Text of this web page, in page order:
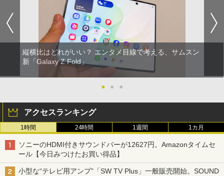
縦横比はどれがいい？ エンタメ目線で考える、サムスン
新「Galaxy Z Fold」
● ● ●
アクセスランキング
1時間 24時間 1週間 1カ月
ソニーのHDMI付きサウンドバーが12627円。Amazonタイムセ
ール【今日みつけたお買い得品】
小型な“テレビ用アンプ”「SW TV Plus」一般販売開始。SOUND